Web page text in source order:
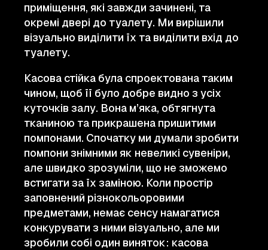
приміщення, які завжди зачинені, та
окремі двері до туалету. Ми вирішили
візуально виділити їх та виділити вхід до
туалету.
Касова стійка була спроектована таким
чином, щоб її було добре видно з усіх
куточків залу. Вона м’яка, обтягнута
тканиною та прикрашена пришитими
помпонами. Спочатку ми думали зробити
помпони знімними як невеликі сувеніри,
але швидко зрозуміли, що не зможемо
встигати за їх заміною. Коли простір
заповнений різнокольоровими
предметами, немає сенсу намагатися
конкурувати з ними візуально, але ми
зробили собі один виняток: касова